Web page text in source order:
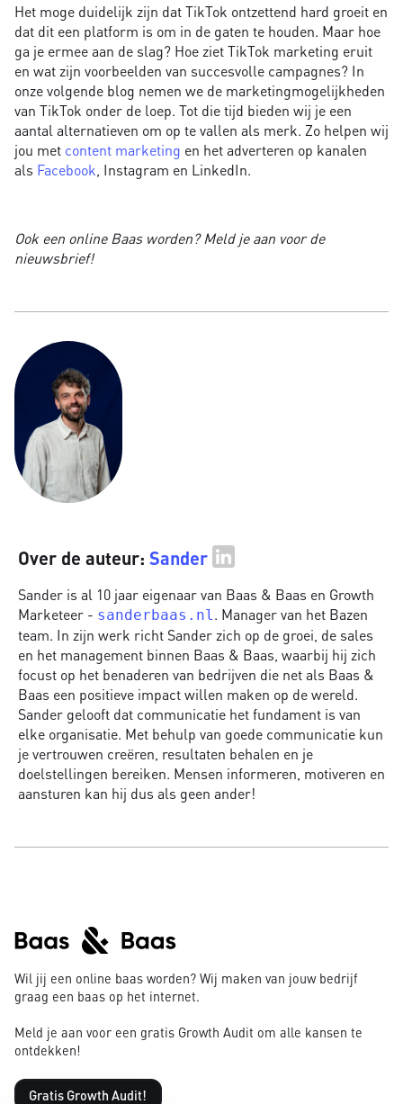
Het moge duidelijk zijn dat TikTok ontzettend hard groeit en
dat dit een platform is om in de gaten te houden. Maar hoe
ga je ermee aan de slag? Hoe ziet TikTok marketing eruit
en wat zijn voorbeelden van succesvolle campagnes? In
onze volgende blog nemen we de marketingmogelijkheden
van TikTok onder de loep. Tot die tijd bieden wij je een
aantal alternatieven om op te vallen als merk. Zo helpen wij
jou met content marketing en het adverteren op kanalen
als Facebook , Instagram en LinkedIn.
Ook een online Baas worden? Meld je aan voor de
nieuwsbrief!
Over de auteur: Sander
Sander is al 10 jaar eigenaar van Baas & Baas en Growth
Marketeer - sanderbaas.nl . Manager van het Bazen
team. In zijn werk richt Sander zich op de groei, de sales
en het management binnen Baas & Baas, waarbij hij zich
focust op het benaderen van bedrijven die net als Baas &
Baas een positieve impact willen maken op de wereld.
Sander gelooft dat communicatie het fundament is van
elke organisatie. Met behulp van goede communicatie kun
je vertrouwen creëren, resultaten behalen en je
doelstellingen bereiken. Mensen informeren, motiveren en
aansturen kan hij dus als geen ander!
Wil jij een online baas worden? Wij maken van jouw bedrijf
graag een baas op het internet.
Meld je aan voor een gratis Growth Audit om alle kansen te
ontdekken!
Gratis Growth Audit!